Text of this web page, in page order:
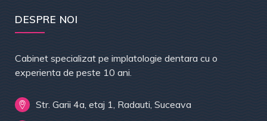
DESPRE NOI
Cabinet specializat pe implatologie dentara cu o
experienta de peste 10 ani.
Str. Garii 4a, etaj 1, Radauti, Suceava